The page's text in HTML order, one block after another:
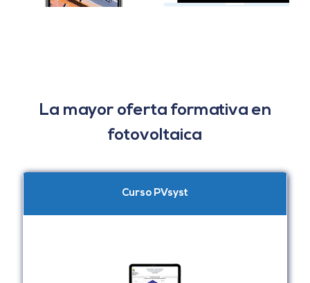
La mayor oferta formativa en
fotovoltaica
Curso PVsyst